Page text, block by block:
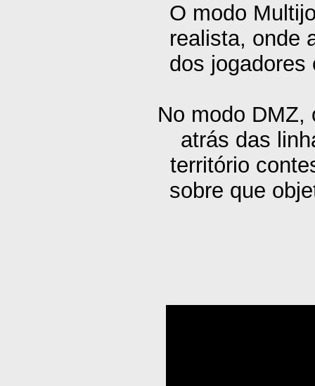
O modo
realista, onde
dos jogadores
No modo DMZ,
atrás das
território
sobre que